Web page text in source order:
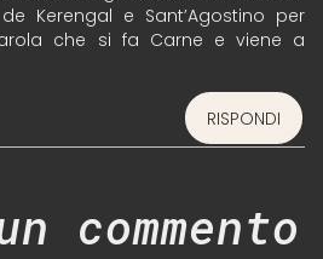
Kerengal e Sant’Agostino per
che si fa Carne e viene a
RISPONDI
commento